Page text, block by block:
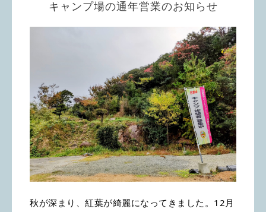
キャンプ場の通年営業のお知らせ
秋が深まり、紅葉が綺麗になってきました。12月